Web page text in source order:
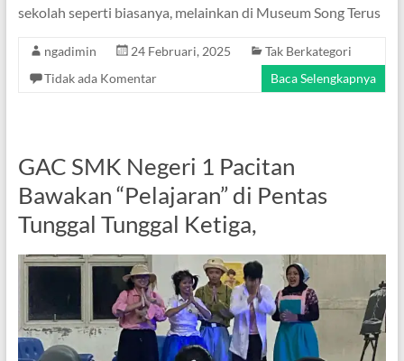
sekolah seperti biasanya, melainkan di Museum Song Terus
ngadimin 24 Februari, 2025
Tak Berkategori
Tidak ada Komentar
Baca Selengkapnya
GAC SMK Negeri 1 Pacitan
Bawakan “Pelajaran” di Pentas
Tunggal Tunggal Ketiga,